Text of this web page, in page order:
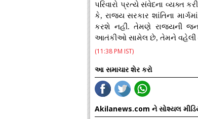
પરિવારો પ્રત્યે સંવેદના વ્યક્ત
કે, રાજ્ય સરકાર શાંતિના
કરશે નહીં. તેમણે રાજ્યની
આતંકીઓ સામેલ છે, તેમને વહેલી
(11:38 PM IST)
આ સમાચાર શેર કરો
Akilanews.com ને સોશ્યલ